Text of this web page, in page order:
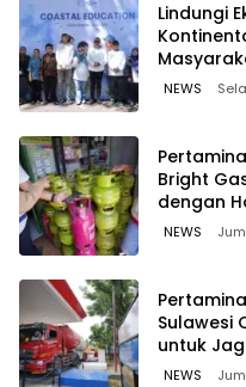
Lindungi
Bitung,
NEWS
Bright
dengan
NEWS
Sulawesi
untuk
di
NEWS